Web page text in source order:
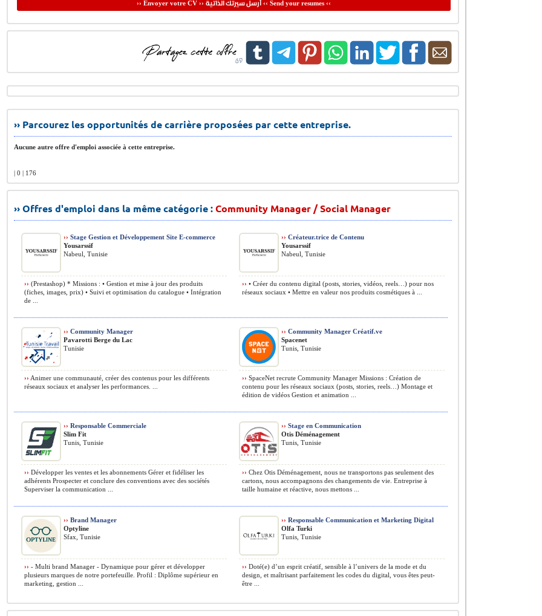
›› Envoyer votre CV ›› أرسل سيرتك الذاتية‹‹ Send your resumes ‹‹
›› Parcourez les opportunités de carrière proposées par cette entreprise.
Aucune autre offre d'emploi associée à cette entreprise.
| 0 | 176
›› Offres d'emploi dans la même catégorie :Community Manager / Social Manager
›› Stage Gestion et Développement Site E-commerce
Yousarssif
Nabeul, Tunisie
›› (Prestashop) * Missions : • Gestion et mise à jour des produits
(fiches, images, prix) • Suivi et optimisation du catalogue • Intégration
de ...
›› Créateur.trice de Contenu
Yousarssif
Nabeul, Tunisie
›› • Créer du contenu digital (posts, stories, vidéos, reels…) pour nos
réseaux sociaux • Mettre en valeur nos produits cosmétiques à ...
›› Community Manager
Pavarotti Berge du Lac
Tunisie
›› Animer une communauté, créer des contenus pour les différents
réseaux sociaux et analyser les performances. ...
›› Community Manager Créatif.ve
Spacenet
Tunis, Tunisie
›› SpaceNet recrute Community Manager Missions : Création de
contenu pour les réseaux sociaux (posts, stories, reels…) Montage et
édition de vidéos Gestion et animation ...
›› Responsable Commerciale
Slim Fit
Tunis, Tunisie
›› Développer les ventes et les abonnements Gérer et fidéliser les
adhérents Prospecter et conclure des conventions avec des sociétés
Superviser la communication ...
›› Stage en Communication
Otis Déménagement
Tunis, Tunisie
›› Chez Otis Déménagement, nous ne transportons pas seulement des
cartons, nous accompagnons des changements de vie. Entreprise à
taille humaine et réactive, nous mettons ...
›› Brand Manager
Optyline
Sfax, Tunisie
›› - Multi brand Manager - Dynamique pour gérer et développer
plusieurs marques de notre portefeuille. Profil : Diplôme supérieur en
marketing, gestion ...
›› Responsable Communication et Marketing Digital
Olfa Turki
Tunis, Tunisie
›› Doté(e) d’un esprit créatif, sensible à l’univers de la mode et du
design, et maîtrisant parfaitement les codes du digital, vous êtes peut-
être ...